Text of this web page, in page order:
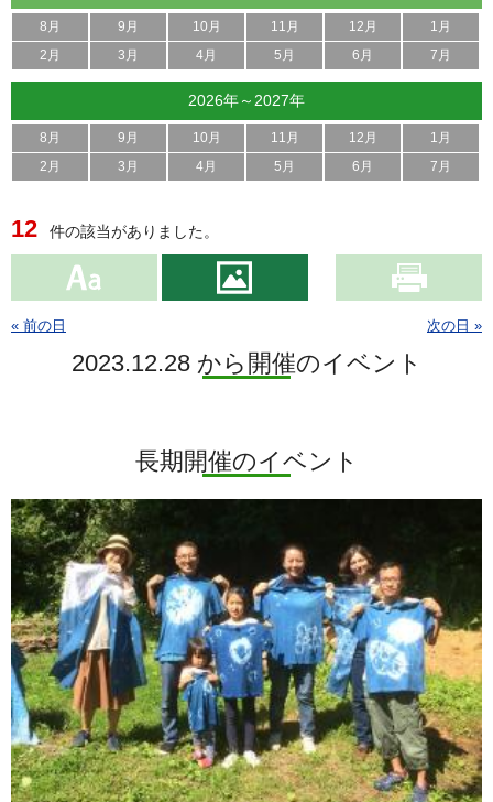
8月 9月 10月 11月 12月
1月
2月
3月 4月 5月 6月 7月
2026年～2027年
8月 9月 10月 11月 12月
1月
2月
3月 4月 5月 6月 7月
12 件の該当がありました。
« 前の日 次の日 »
2023.12.28 から開催のイベント
長期開催のイベント